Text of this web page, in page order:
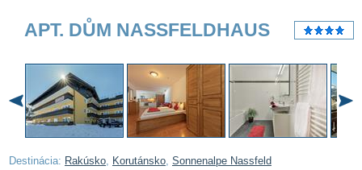
APT. DŮM NASSFELDHAUS
Destinácia: Rakúsko, Korutánsko, Sonnenalpe Nassfeld